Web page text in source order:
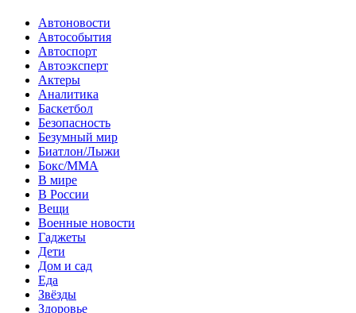
Автоновости
Автособытия
Автоспорт
Автоэксперт
Актеры
Аналитика
Баскетбол
Безопасность
Безумный мир
Биатлон/Лыжи
Бокс/MMA
В мире
В России
Вещи
Военные новости
Гаджеты
Дети
Дом и сад
Еда
Звёзды
Здоровье